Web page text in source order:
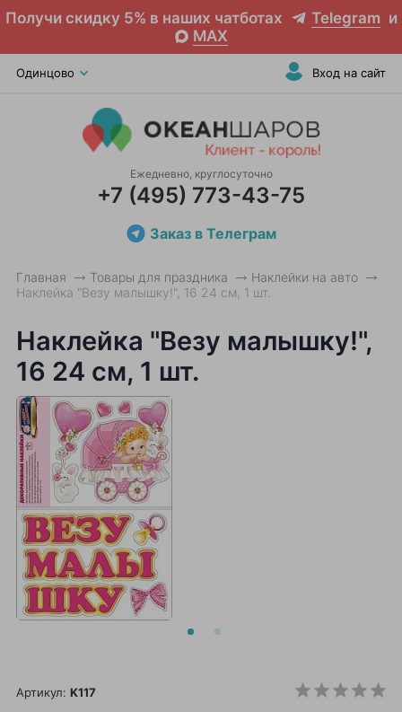
Получи скидку 5% в наших чатботах Telegram и
MAX
Одинцово Вход на сайт
Ежедневно, круглосуточно
+7 (495) 773-43-75
Заказ в Телеграм
Главная Товары для праздника
Наклейки на авто
Наклейка "Везу малышку!", 16 24 см, 1 шт.
Наклейка "Везу малышку!",
16 24 см, 1 шт.
Артикул: K117